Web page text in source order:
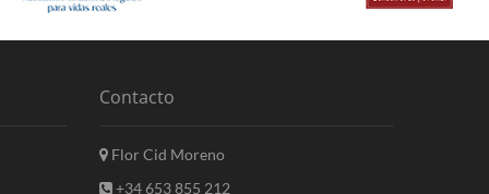
Contacto
Flor Cid Moreno
+34 653 855 212